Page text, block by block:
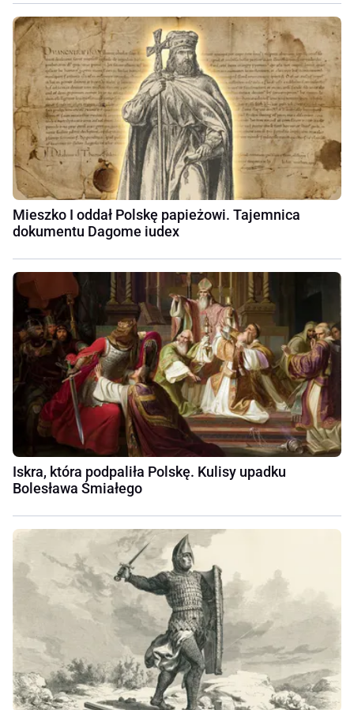
Mieszko I oddał Polskę papieżowi. Tajemnica
dokumentu Dagome iudex
Iskra, która podpaliła Polskę. Kulisy upadku
Bolesława Śmiałego